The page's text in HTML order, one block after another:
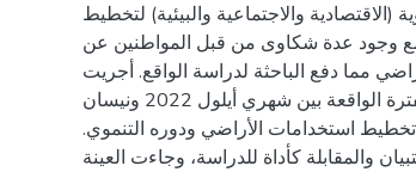
والاجتماعية والبيئية) لتخطيط
وجود عدة شكاوى من قبل المواطنين عن
مما دفع الباحثة لدراسة الواقع. أجريت
الدراسة باعتماد المنهج الوصفي، في الفترة الواقعة بين شهري أيلول 2022 ونيسان
تخطيط استخدامات الأراضي ودوره التنموي.
والمقابلة كأداة للدراسة، وجاءت العينة